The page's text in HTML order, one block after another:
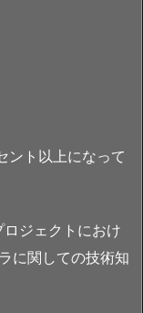
ント以上になって
ジェクトにおけ
に関しての技術知